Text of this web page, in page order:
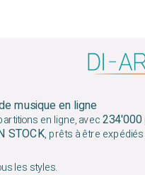
musique en ligne
en ligne, avec234'000
STOCK, prêts à être expédiés
les styles.